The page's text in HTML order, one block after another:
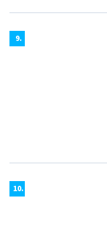
9.
10.